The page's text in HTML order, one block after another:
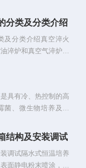
，能保证试验箱外部
应有放...
时我们需要注意哪些
用的烧瓶的容量，例
量。2.确定我们实验
确定我们需要的数量
要知道我们做的实验
分类及分类介绍
及分类介绍真空淬火
淬炉和真空气淬炉。
处理。其主要特点是
、成本低、淬火油可
量相对要大一些，工
从结构上可分为双室
比较好的材料的真空
不能回收、成本较...
具有冷、热控制的高
、微生物培养及育
研究、农林科学、水
产使用的理想设备。
脑智能控制，具有监
结构及安装调试
调试隔水式恒温培养
面静电粉末喷涂，涂